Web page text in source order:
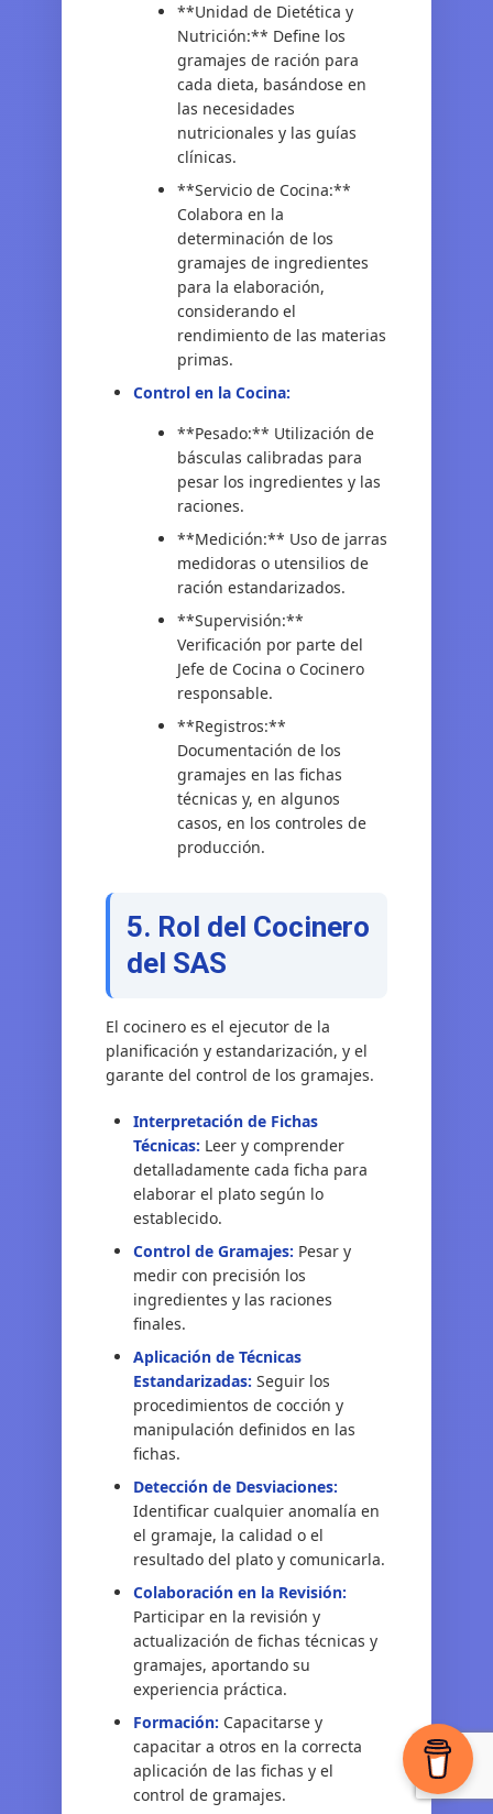
**Unidad de Dietética y
Nutrición:** Define los
gramajes de ración para
cada dieta, basándose en
las necesidades
nutricionales y las guías
clínicas.
**Servicio de Cocina:**
Colabora en la
determinación de los
gramajes de ingredientes
para la elaboración,
considerando el
rendimiento de las materias
primas.
Control en la Cocina:
**Pesado:** Utilización de
básculas calibradas para
pesar los ingredientes y las
raciones.
**Medición:** Uso de jarras
medidoras o utensilios de
ración estandarizados.
**Supervisión:**
Verificación por parte del
Jefe de Cocina o Cocinero
responsable.
**Registros:**
Documentación de los
gramajes en las fichas
técnicas y, en algunos
casos, en los controles de
producción.
5. Rol del Cocinero
del SAS
El cocinero es el ejecutor de la
planificación y estandarización, y el
garante del control de los gramajes.
Interpretación de Fichas
Técnicas: Leer y comprender
detalladamente cada ficha para
elaborar el plato según lo
establecido.
Control de Gramajes: Pesar y
medir con precisión los
ingredientes y las raciones
finales.
Aplicación de Técnicas
Estandarizadas: Seguir los
procedimientos de cocción y
manipulación definidos en las
fichas.
Detección de Desviaciones:
Identificar cualquier anomalía en
el gramaje, la calidad o el
resultado del plato y comunicarla.
Colaboración en la Revisión:
Participar en la revisión y
actualización de fichas técnicas y
gramajes, aportando su
experiencia práctica.
Formación: Capacitarse y
capacitar a otros en la correcta
aplicación de las fichas y el
control de gramajes.